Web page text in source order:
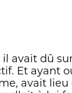
ellipses
sait
tout
d’un
ponts se
il avait dû
Et ayant
avait